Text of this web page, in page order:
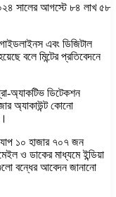
২০২৪ সালের আগস্টে ৮৪ লাখ ৫৮
এবং ডিজিটাল
বলে মিন্টের প্রতিবেদনে
অ্যাকটিভ ডিটেকশন
অ্যাকাউন্ট কোনো
১০ হাজার ৭০৭ জন
ও ডাকের মাধ্যমে ইন্ডিয়া
বন্ধের আবেদন জানানো